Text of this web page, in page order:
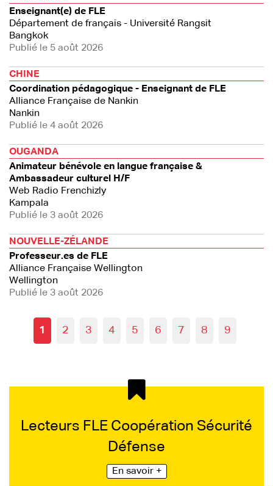
Enseignant(e) de FLE
Département de français - Université Rangsit
Bangkok
Publié le 5 août 2026
CHINE
Coordination pédagogique - Enseignant de FLE
Alliance Française de Nankin
Nankin
Publié le 4 août 2026
OUGANDA
Animateur bénévole en langue française &
Ambassadeur culturel H/F
Web Radio Frenchizly
Kampala
Publié le 3 août 2026
NOUVELLE-ZÉLANDE
Professeur.es de FLE
Alliance Française Wellington
Wellington
Publié le 3 août 2026
1 2 3 4 5 6 7 8 9
Lecteurs FLE Coopération Sécurité
Défense
En savoir +